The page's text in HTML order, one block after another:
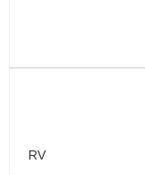
RV